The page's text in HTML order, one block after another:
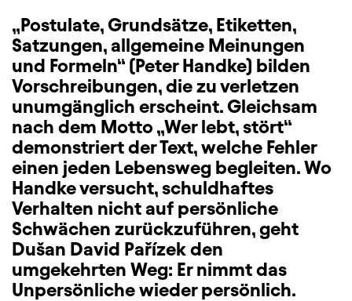
„Postulate, Grundsätze, Etiketten,
Satzungen, allgemeine Meinungen
und Formeln“ (Peter Handke) bilden
Vorschreibungen, die zu verletzen
unumgänglich erscheint. Gleichsam
nach dem Motto „Wer lebt, stört“
demonstriert der Text, welche Fehler
einen jeden Lebensweg begleiten. Wo
Handke versucht, schuldhaftes
Verhalten nicht auf persönliche
Schwächen zurückzuführen, geht
Dušan David Pařízek den
umgekehrten Weg: Er nimmt das
Unpersönliche wieder persönlich.